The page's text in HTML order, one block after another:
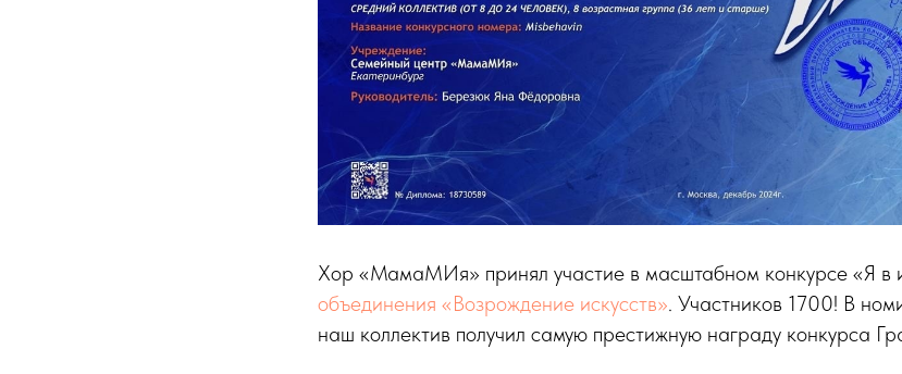
Хор «МамаМИя» принял участие в масштабном конкурсе «Я в
объединения «Возрождение искусств». Участников 1700! В
наш коллектив получил самую престижную награду конкурса